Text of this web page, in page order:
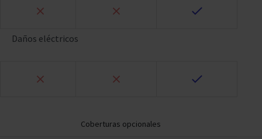
Daños eléctricos
Coberturas opcionales